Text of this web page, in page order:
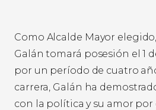
Como Alcalde Mayor
Galán tomará posesión el 1
por un período de cuatro
carrera, Galán ha
con la política y su amor